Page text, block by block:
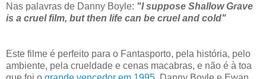
Nas palavras de Danny Boyle: "I suppose Shallow Grave
is a cruel film, but then life can be cruel and cold"
Este filme é perfeito para o Fantasporto, pela história, pelo
ambiente, pela crueldade e cenas macabras, e não é à toa